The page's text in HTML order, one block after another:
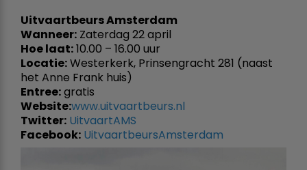
Uitvaartbeurs Amsterdam
Wanneer: Zaterdag 22 april
Hoe laat:10.00 – 16.00 uur
Locatie:Westerkerk, Prinsengracht 281 (naast
het Anne Frank huis)
Entree:gratis
Website:www.uitvaartbeurs.nl
Twitter: UitvaartAMS
Facebook: UitvaartbeursAmsterdam